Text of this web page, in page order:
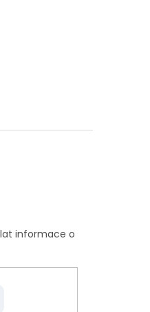
informace o